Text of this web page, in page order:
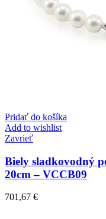
Pridať do košíka
Add to wishlist
Zavrieť
Biely sladkovodný
20cm – VCCB09
701,67 €